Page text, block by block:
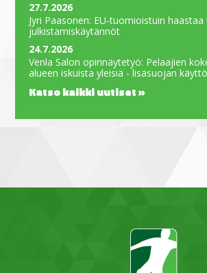
27.7.2026
Jyri Paasonen: EU-tuomioistuin haastaa
julkistamiskäytännöt
24.7.2026
Venla Salon opinnäytetyö: Pelaajien
alueen iskuista yleisiä - lisäsuojan
Katso kaikki uutiset »